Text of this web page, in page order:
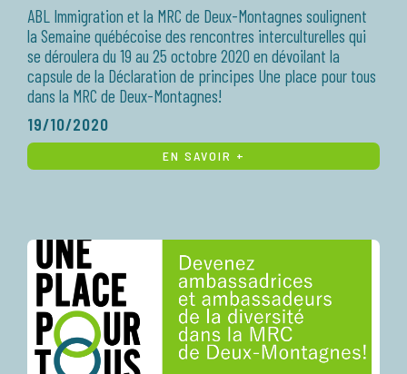
ABL Immigration et la MRC de Deux-Montagnes soulignent
la Semaine québécoise des rencontres interculturelles qui
se déroulera du 19 au 25 octobre 2020 en dévoilant la
capsule de la Déclaration de principes Une place pour tous
dans la MRC de Deux-Montagnes!
19/10/2020
EN SAVOIR +